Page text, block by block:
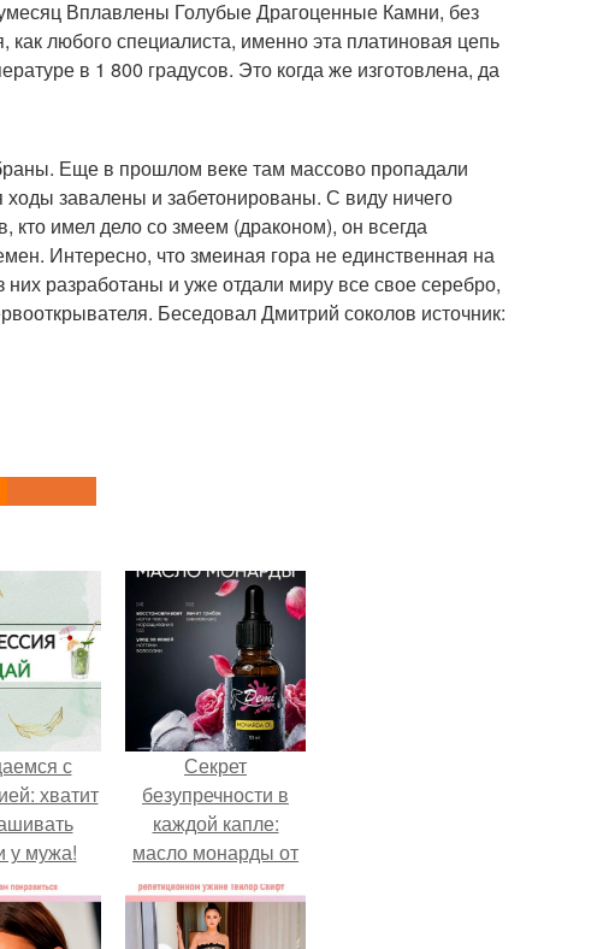
Вплавлены Голубые Драгоценные Камни, без
любого специалиста, именно эта платиновая цепь
в 1 800 градусов. Это когда же изготовлена, да
Еще в прошлом веке там массово пропадали
завалены и забетонированы. С виду ничего
кто имел дело со змеем (драконом), он всегда
Интересно, что змеиная гора не единственная на
разработаны и уже отдали миру все свое серебро,
Беседовал Дмитрий соколов источник:
с
хватит
у мужа!
Секрет
безупречности в
каждой капле:
масло монарды от
Demi Sweet.